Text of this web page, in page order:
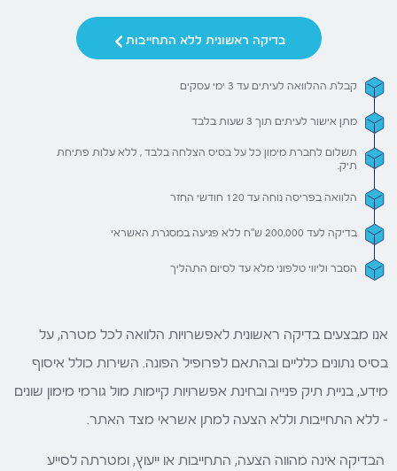
בדיקה ראשונית ללא התחייבות
קבלת ההלוואה לעיתים עד 3 ימי עסקים
מתן אישור לעיתים תוך 3 שעות בלבד
תשלום לחברת מימון כל על בסיס הצלחה בלבד , ללא עלות פתיחת
תיק.
הלוואה בפריסה נוחה עד 120 חודשי החזר
בדיקה לעד 200,000 ש"ח ללא פגיעה במסגרת האשראי
הסבר וליווי טלפוני מלא עד לסיום התהליך
אנו מבצעים בדיקה ראשונית לאפשרויות הלוואה לכל מטרה, על
בסיס נתונים כלליים ובהתאם לפרופיל הפונה. השירות כולל איסוף
מידע, בניית תיק פנייה ובחינת אפשרויות קיימות מול גורמי מימון שונים
– ללא התחייבות וללא הצעה למתן אשראי מצד האתר.
הבדיקה אינה מהווה הצעה, התחייבות או ייעוץ, ומטרתה לסייע